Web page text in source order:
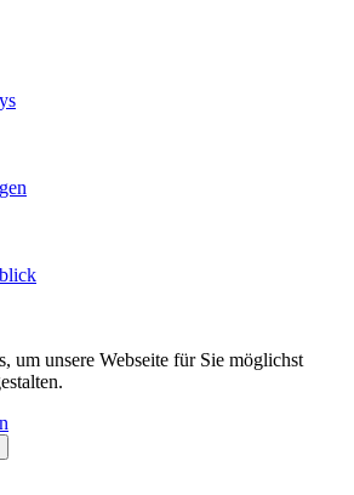
um unsere Webseite für Sie möglichst